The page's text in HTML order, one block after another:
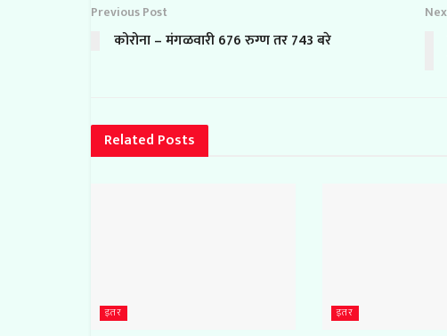
Previous Post
कोरोना – मंगळवारी 676 रुग्ण तर 743 बरे
Related Posts
इतर इतर